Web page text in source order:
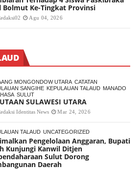
Bolmut Ke-Tingkat Provinsi
Agu 04, 2026
MONGONDOW UTARA CATATAN
SANGIHE KEPULAUAN TALAUD MANADO
SULUT
SULAWESI UTARA
Identitas News Mar 24, 2026
TALAUD UNCATEGORIZED
Pengelolaan Anggaran, Bupati
Kunjungi Kanwil Ditjen
Sulut Dorong
Daerah